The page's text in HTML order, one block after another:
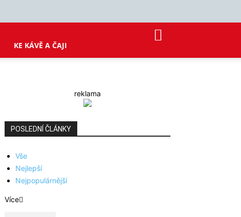
KE KÁVĚ A ČAJI
reklama
POSLEDNÍ ČLÁNKY
Vše
Nejlepší
Nejpopulárnější
Více